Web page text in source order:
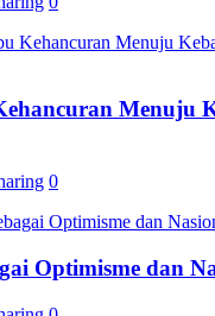
Menuju
0
Optimisme dan